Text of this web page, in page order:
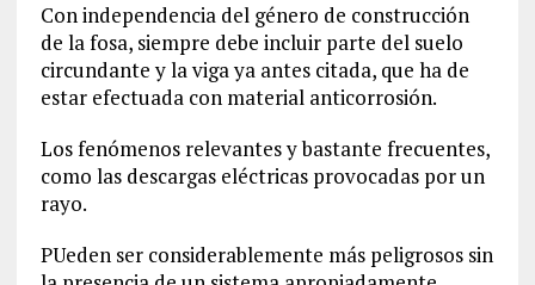
Con independencia del género de construcción
de la fosa, siempre debe incluir parte del suelo
circundante y la viga ya antes citada, que ha de
estar efectuada con material anticorrosión.
Los fenómenos relevantes y bastante frecuentes,
como las descargas eléctricas provocadas por un
rayo.
PUeden ser considerablemente más peligrosos sin